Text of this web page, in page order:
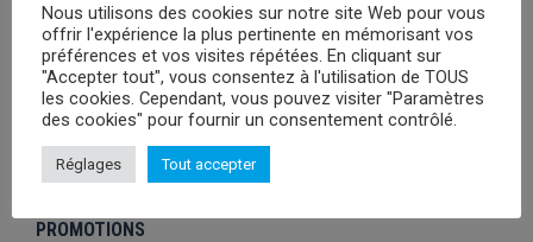
PRODUITS DE LA CATEGORIE
Pulls de Noël(53)
PROMOTIONS
Nous utilisons des cookies sur notre site Web pour vous
offrir l'expérience la plus pertinente en mémorisant vos
préférences et vos visites répétées. En cliquant sur
"Accepter tout", vous consentez à l'utilisation de TOUS
les cookies. Cependant, vous pouvez visiter "Paramètres
des cookies" pour fournir un consentement contrôlé.
Réglages Tout accepter